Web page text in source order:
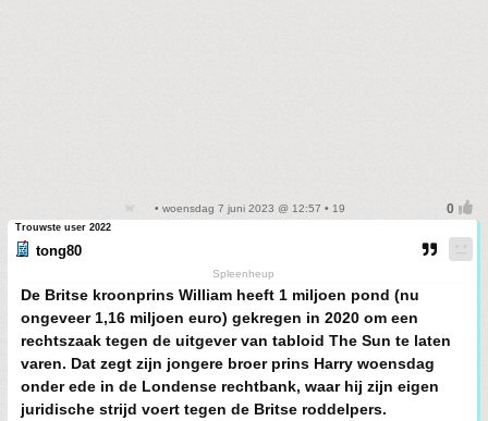
• woensdag 7 juni 2023 @ 12:57 • 19
Trouwste user 2022
tong80
Spleenheup
De Britse kroonprins William heeft 1 miljoen pond (nu
ongeveer 1,16 miljoen euro) gekregen in 2020 om een
rechtszaak tegen de uitgever van tabloid The Sun te laten
varen. Dat zegt zijn jongere broer prins Harry woensdag
onder ede in de Londense rechtbank, waar hij zijn eigen
juridische strijd voert tegen de Britse roddelpers.